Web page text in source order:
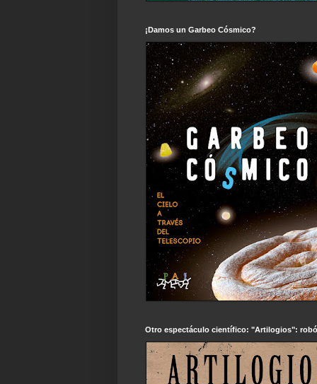
¡Damos un Garbeo Cósmico?
Otro espectáculo científico: "Artilogios":